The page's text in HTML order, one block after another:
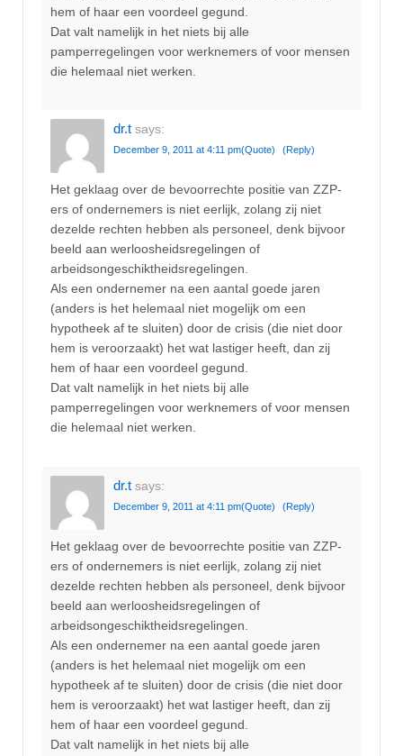
hem of haar een voordeel gegund.
Dat valt namelijk in het niets bij alle
pamperregelingen voor werknemers of voor mensen
die helemaal niet werken.
dr.t says:
December 9, 2011 at 4:11 pm(Quote) (Reply)
Het geklaag over de bevoorrechte positie van ZZP-
ers of ondernemers is niet eerlijk, zolang zij niet
dezelde rechten hebben als personeel, denk bijvoor
beeld aan werloosheidsregelingen of
arbeidsongeschiktheidsregelingen.
Als een ondernemer na een aantal goede jaren
(anders is het helemaal niet mogelijk om een
hypotheek af te sluiten) door de crisis (die niet door
hem is veroorzaakt) het wat lastiger heeft, dan zij
hem of haar een voordeel gegund.
Dat valt namelijk in het niets bij alle
pamperregelingen voor werknemers of voor mensen
die helemaal niet werken.
dr.t says:
December 9, 2011 at 4:11 pm(Quote) (Reply)
Het geklaag over de bevoorrechte positie van ZZP-
ers of ondernemers is niet eerlijk, zolang zij niet
dezelde rechten hebben als personeel, denk bijvoor
beeld aan werloosheidsregelingen of
arbeidsongeschiktheidsregelingen.
Als een ondernemer na een aantal goede jaren
(anders is het helemaal niet mogelijk om een
hypotheek af te sluiten) door de crisis (die niet door
hem is veroorzaakt) het wat lastiger heeft, dan zij
hem of haar een voordeel gegund.
Dat valt namelijk in het niets bij alle